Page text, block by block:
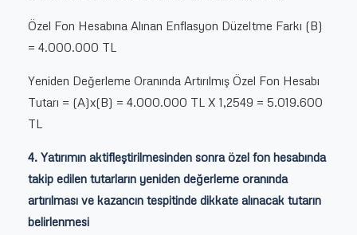
Özel Fon Hesabına Alınan Enflasyon Düzeltme Farkı (B)
= 4.000.000 TL
Yeniden Değerleme Oranında Artırılmış Özel Fon Hesabı
Tutarı = (A)x(B) = 4.000.000 TL X 1,2549 = 5.019.600
TL
4. Yatırımın aktifleştirilmesinden sonraözel fon hesabında
takip edilen tutarların yeniden değerleme oranında
artırılması ve kazancın tespitinde dikkate alınacak tutarın
belirlenmesi